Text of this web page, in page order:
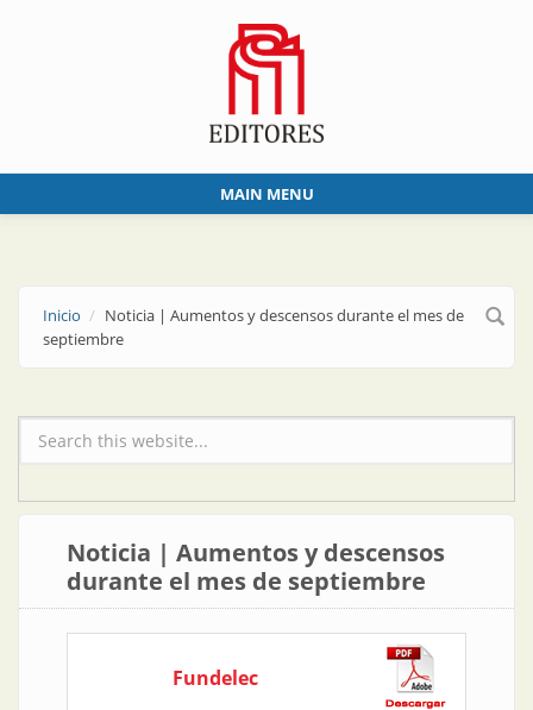
MAIN MENU
Inicio
Noticia | Aumentos y descensos durante el mes de
septiembre
Formulario de búsqueda
Noticia | Aumentos y descensos
durante el mes de septiembre
Fundelec